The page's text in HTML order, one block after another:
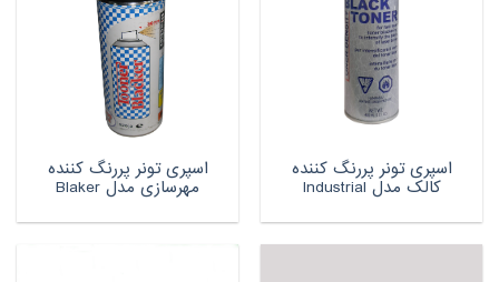
اسپری تونر پررنگ کننده
کالک مدل Industrial
اسپری تونر پررنگ کننده
مهرسازی مدل Blaker